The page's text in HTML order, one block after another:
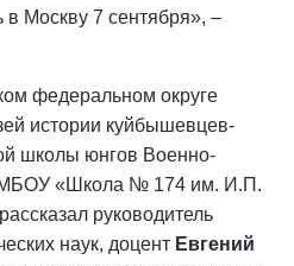
в Москву 7 сентября», –
федеральном округе
истории куйбышевцев-
школы юнгов Военно-
«Школа № 174 им. И.П.
руководитель
наук, доцент Евгений